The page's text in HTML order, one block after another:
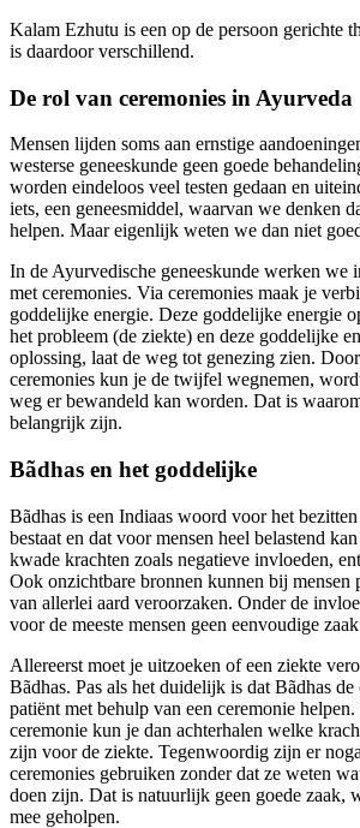
Kalam Ezhutu is een op de persoon gerichte
is daardoor verschillend.
De rol van ceremonies in Ayurveda
Mensen lijden soms aan ernstige
westerse geneeskunde geen goede
worden eindeloos veel testen gedaan en
iets, een geneesmiddel, waarvan we denken
helpen. Maar eigenlijk weten we dan niet
In de Ayurvedische geneeskunde werken we
met ceremonies. Via ceremonies maak je
goddelijke energie. Deze goddelijke energie
het probleem (de ziekte) en deze goddelijke
oplossing, laat de weg tot genezing zien.
ceremonies kun je de twijfel wegnemen,
weg er bewandeld kan worden. Dat is
belangrijk zijn.
Bãdhas en het goddelijke
Bãdhas is een Indiaas woord voor het
bestaat en dat voor mensen heel belastend
kwade krachten zoals negatieve invloeden,
Ook onzichtbare bronnen kunnen bij mensen
van allerlei aard veroorzaken. Onder de
voor de meeste mensen geen eenvoudige
Allereerst moet je uitzoeken of een ziekte
Bãdhas. Pas als het duidelijk is dat Bãdhas
patiënt met behulp van een ceremonie helpen.
ceremonie kun je dan achterhalen welke
zijn voor de ziekte. Tegenwoordig zijn er
ceremonies gebruiken zonder dat ze weten
doen zijn. Dat is natuurlijk geen goede zaak,
mee geholpen.